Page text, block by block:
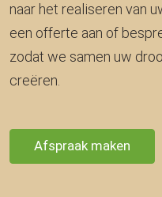
naar het realiseren van
een offerte aan of
zodat we samen uw
creëren.
Afspraak maken